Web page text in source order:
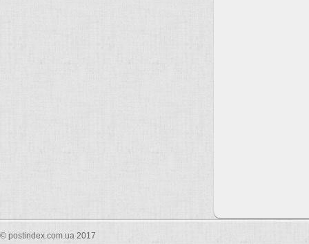
© postindex.com.ua 2017